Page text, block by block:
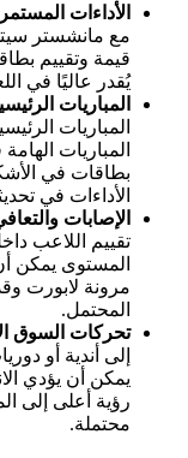
الأداءات
مع مانشستر
قيمة وتقييم
يُقدر عاليًا في
المباريات
المباريات
المباريات
الأداءات في
الإصابات
تقييم اللاعب
المستوى يمكن
مرونة لابورت
المحتمل.
تحركات السوق
إلى أندية أو
يمكن أن يؤدي
رؤية أعلى إلى
محتملة.